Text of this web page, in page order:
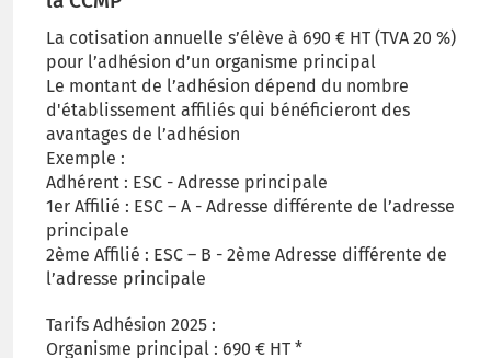
La cotisation annuelle s’élève à 690 € HT (TVA 20 %)
pour l’adhésion d’un organisme principal
Le montant de l’adhésion dépend du nombre
d'établissement affiliés qui bénéficieront des
avantages de l’adhésion
Exemple :
Adhérent : ESC - Adresse principale
1er Affilié : ESC – A - Adresse différente de l’adresse
principale
2ème Affilié : ESC – B - 2ème Adresse différente de
l’adresse principale
Tarifs Adhésion 2025 :
Organisme principal : 690 € HT *